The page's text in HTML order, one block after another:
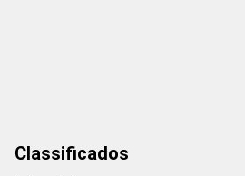
Classificados